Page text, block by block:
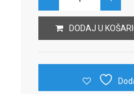
DODAJ U